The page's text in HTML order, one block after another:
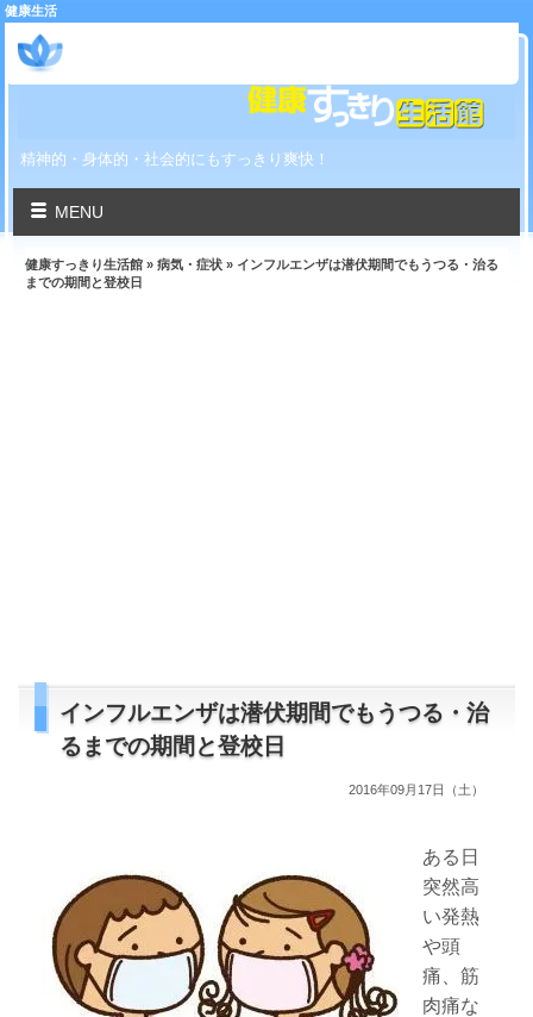
健康生活
精神的・身体的・社会的にもすっきり爽快！
MENU
健康すっきり生活館 »病気・症状 » インフルエンザは潜伏期間でもうつる・治る
までの期間と登校日
インフルエンザは潜伏期間でもうつる・治
るまでの期間と登校日
2016年09月17日（土）
ある日
突然高
い発熱
や頭
痛、筋
肉痛な